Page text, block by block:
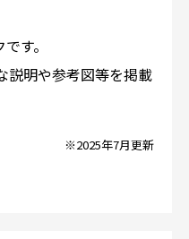
す。
説明や参考図等を掲載
※2025年7月更新